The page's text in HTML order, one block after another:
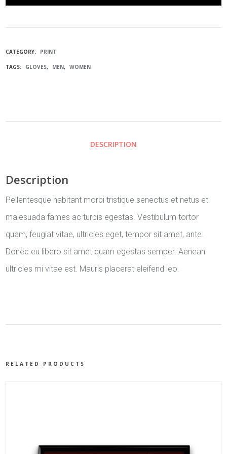
CATEGORY: PRINT
TAGS: GLOVES, MEN, WOMEN
DESCRIPTION
Description
Pellentesque habitant morbi tristique senectus et netus et
malesuada fames ac turpis egestas. Vestibulum tortor
quam, feugiat vitae, ultricies eget, tempor sit amet, ante.
Donec eu libero sit amet quam egestas semper. Aenean
ultricies mi vitae est. Mauris placerat eleifend leo.
RELATED PRODUCTS